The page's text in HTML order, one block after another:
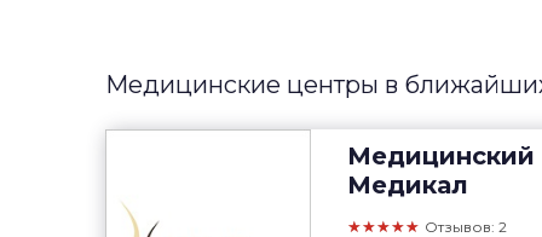
Медицинские центры в
Медицинский
Медикал
★★★★★ Отзывов: 2